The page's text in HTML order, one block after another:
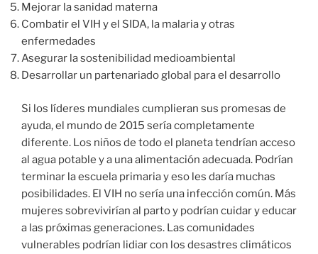
Mejorar la sanidad materna
Combatir el VIH y el SIDA, la malaria y otras
enfermedades
Asegurar la sostenibilidad medioambiental
Desarrollar un partenariado global para el desarrollo
Si los líderes mundiales cumplieran sus promesas de
ayuda, el mundo de 2015 sería completamente
diferente. Los niños de todo el planeta tendrían acceso
al agua potable y a una alimentación adecuada. Podrían
terminar la escuela primaria y eso les daría muchas
posibilidades. El VIH no sería una infección común. Más
mujeres sobrevivirían al parto y podrían cuidar y educar
a las próximas generaciones. Las comunidades
vulnerables podrían lidiar con los desastres climáticos